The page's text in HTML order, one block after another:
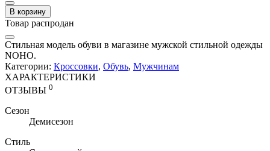
В корзину
Товар распродан
Стильная модель обуви в магазине мужской стильной одежды
NOHO.
Категории: Кроссовки, Обувь, Мужчинам
ХАРАКТЕРИСТИКИ
ОТЗЫВЫ 0
Сезон
Демисезон
Стиль